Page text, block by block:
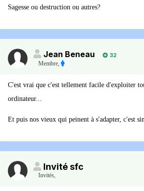
Sagesse ou destruction ou autres?
Jean Beneau
32
Membre,
C'est vrai que c'est tellement facile d'exploiter
ordinateur...
Et puis nos vieux qui peinent à s'adapter, c'est
Invité sfc
Invités,